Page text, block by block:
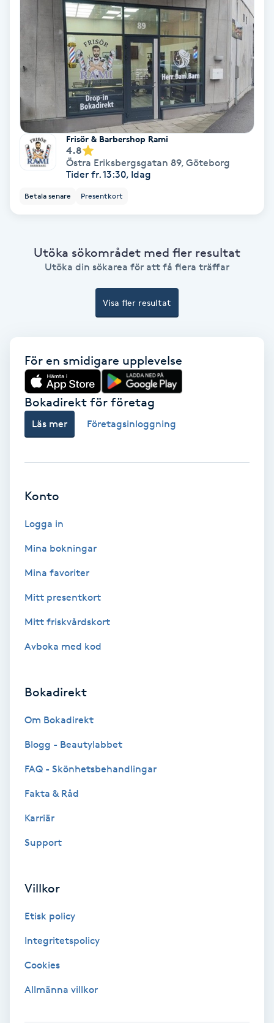
Headspa
Healing
Herrklippning
Hot Stone Massage
Hudvård
Hårborttagning
Hårbottenbehandling
Hårvård
Hälsprickor
Idrottsmassage
IR-massage
Japansk massage
Frisör & Barbershop Rami
4.8
Östra Eriksbergsgatan 89, Göteborg
Tider fr. 13:30, Idag
Betala senare Presentkort
Utöka sökområdet med fler resultat
Utöka din sökarea för att få flera träffar
Visa fler resultat
För en smidigare upplevelse
Bokadirekt för företag
Läs mer Företagsinloggning
Konto
Logga in
Mina bokningar
Mina favoriter
Mitt presentkort
Mitt friskvårdskort
Avboka med kod
Bokadirekt
Om Bokadirekt
Blogg - Beautylabbet
FAQ - Skönhetsbehandlingar
Fakta & Råd
Karriär
Support
Villkor
Etisk policy
Integritetspolicy
Cookies
Allmänna villkor